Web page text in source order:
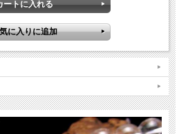
に使われてきた、パワーストーンを語る上で
る石を選ばないので、パワーストーン初心者